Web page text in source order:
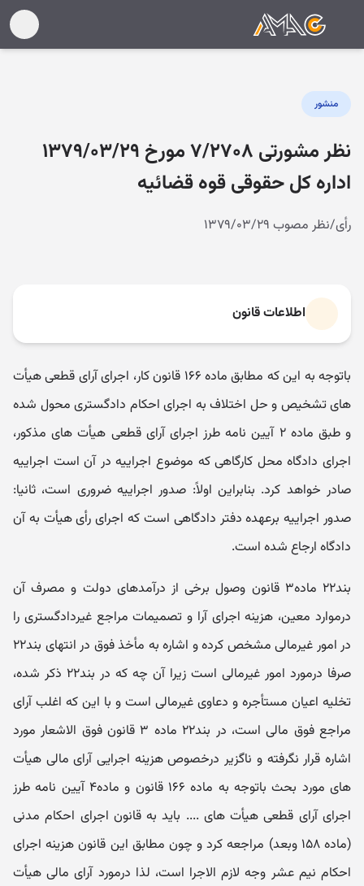
منشور
نظر مشورتی ۷/۲۷۰۸ مورخ ۱۳۷۹/۰۳/۲۹
اداره کل حقوقی قوه قضائیه
رأی/نظر مصوب ۱۳۷۹/۰۳/۲۹
اطلاعات قانون
باتوجه به این که مطابق ماده ۱۶۶ قانون کار، اجرای آرای قطعی هیأت
های تشخیص و حل اختلاف به اجرای احکام دادگستری محول شده
و طبق ماده ۲ آیین نامه طرز اجرای آرای قطعی هیأت های مذکور،
اجرای دادگاه محل کارگاهی که موضوع اجراییه در آن است اجراییه
صادر خواهد کرد. بنابراین اولاً: صدور اجراییه ضروری است، ثانیا:
صدور اجراییه برعهده دفتر دادگاهی است که اجرای رأی هیأت به آن
دادگاه ارجاع شده است.
بند۲۲ ماده۳ قانون وصول برخی از درآمدهای دولت و مصرف آن
درموارد معین، هزینه اجرای آرا و تصمیمات مراجع غیردادگستری را
در امور غیرمالی مشخص کرده و اشاره به مأخذ فوق در انتهای بند۲۲
صرفا درمورد امور غیرمالی است زیرا آن چه که در بند۲۲ ذکر شده،
تخلیه اعیان مستأجره و دعاوی غیرمالی است و با این که اغلب آرای
مراجع فوق مالی است، در بند۲۲ ماده ۳ قانون فوق الاشعار مورد
اشاره قرار نگرفته و ناگزیر درخصوص هزینه اجرایی آرای مالی هیأت
های مورد بحث باتوجه به ماده ۱۶۶ قانون و ماده۴ آیین نامه طرز
اجرای آرای قطعی هیأت های .... باید به قانون اجرای احکام مدنی
(ماده ۱۵۸ وبعد) مراجعه کرد و چون مطابق این قانون هزینه اجرای
احکام نیم عشر وجه لازم الاجرا است، لذا درمورد آرای مالی هیأت